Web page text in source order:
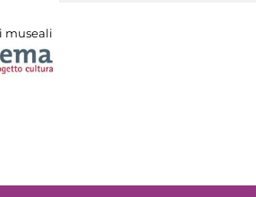
museali